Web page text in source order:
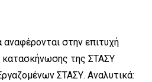
στην επιτυχή
κατασκήνωσης της ΣΤΑΣΥ
ΣΤΑΣΥ. Αναλυτικά: